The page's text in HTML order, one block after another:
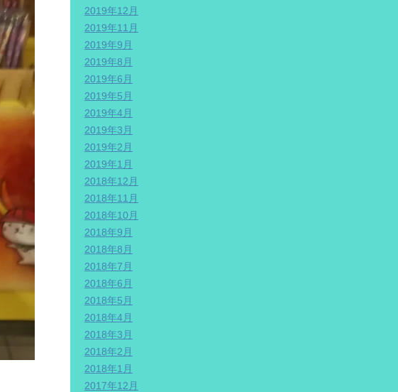
2019年12月
2019年11月
2019年9月
2019年8月
2019年6月
2019年5月
2019年4月
2019年3月
2019年2月
2019年1月
2018年12月
2018年11月
2018年10月
2018年9月
2018年8月
2018年7月
2018年6月
2018年5月
2018年4月
2018年3月
2018年2月
2018年1月
2017年12月